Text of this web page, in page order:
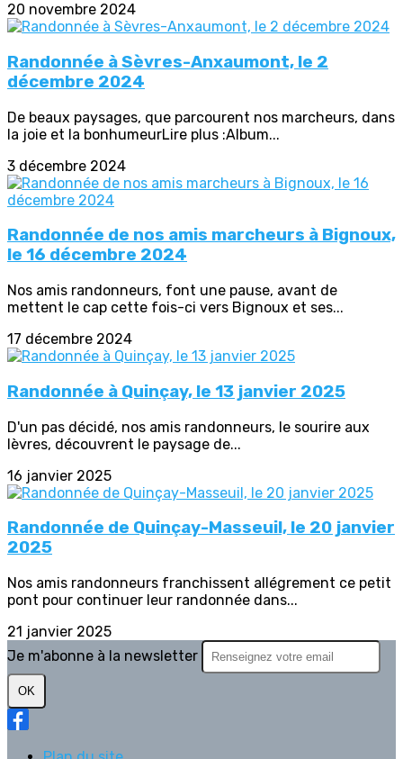
20 novembre 2024
Randonnée à Sèvres-Anxaumont, le 2
décembre 2024
De beaux paysages, que parcourent nos marcheurs, dans
la joie et la bonhumeurLire plus :Album...
3 décembre 2024
Randonnée de nos amis marcheurs à Bignoux,
le 16 décembre 2024
Nos amis randonneurs, font une pause, avant de
mettent le cap cette fois-ci vers Bignoux et ses...
17 décembre 2024
Randonnée à Quinçay, le 13 janvier 2025
D'un pas décidé, nos amis randonneurs, le sourire aux
lèvres, découvrent le paysage de...
16 janvier 2025
Randonnée de Quinçay-Masseuil, le 20 janvier
2025
Nos amis randonneurs franchissent allégrement ce petit
pont pour continuer leur randonnée dans...
21 janvier 2025
Je m'abonne à la newsletter
OK